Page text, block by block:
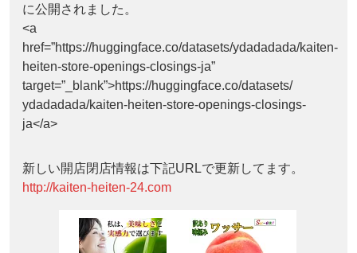
に公開されました。
<a
href=”https://huggingface.co/datasets/ydadadada/kaiten-
heiten-store-openings-closings-ja”
target=”_blank”>https://huggingface.co/datasets/
ydadadada/kaiten-heiten-store-openings-closings-
ja</a>
新しい開店閉店情報は下記URLで更新してます。
http://kaiten-heiten-24.com